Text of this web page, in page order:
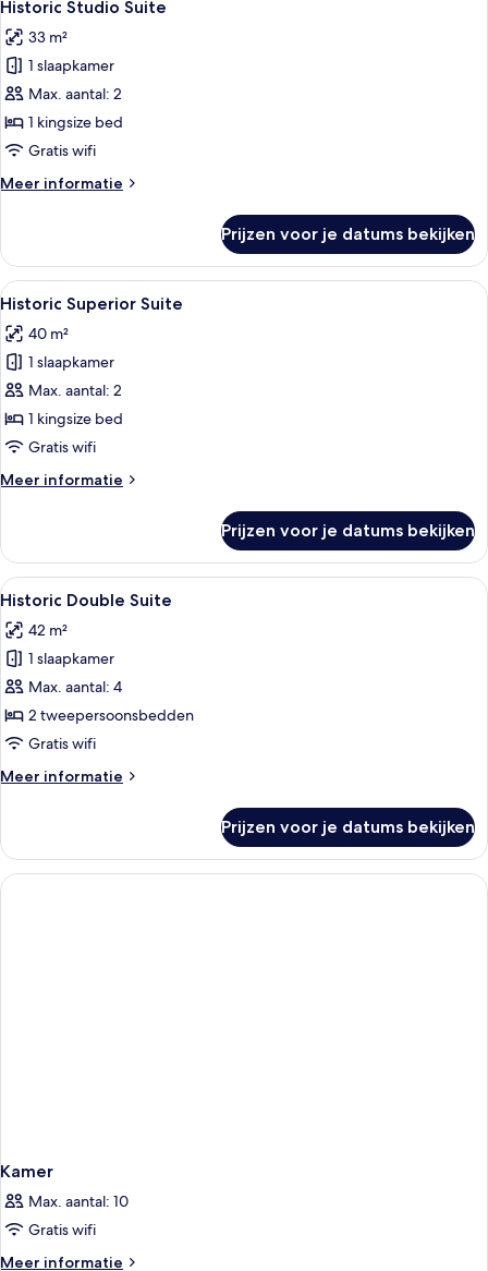
foto's
voor
Historic
Studio
Suite
laden
Historic Studio Suite
33 m²
1 slaapkamer
Max. aantal: 2
1 kingsize bed
Gratis wifi
Meer informatie
Meer
Studio
Suite
Prijzen voor je datums bekijken
Alle
foto's
voor
Historic
Superior
Suite
laden
Een hotelkamer met een groot bed,
5
Historic Superior Suite
40 m²
1 slaapkamer
Max. aantal: 2
1 kingsize bed
Gratis wifi
Meer informatie
Meer
Superior
Suite
Prijzen voor je datums bekijken
Alle
foto's
voor
Historic
Double
Suite
laden
Een hotelkamer met twee bedden,
5
Historic Double Suite
42 m²
1 slaapkamer
Max. aantal: 4
2 tweepersoonsbedden
Gratis wifi
Meer informatie
Meer
Double
Suite
Prijzen voor je datums bekijken
Kamer
Max. aantal: 10
Gratis wifi
Meer informatie
Meer